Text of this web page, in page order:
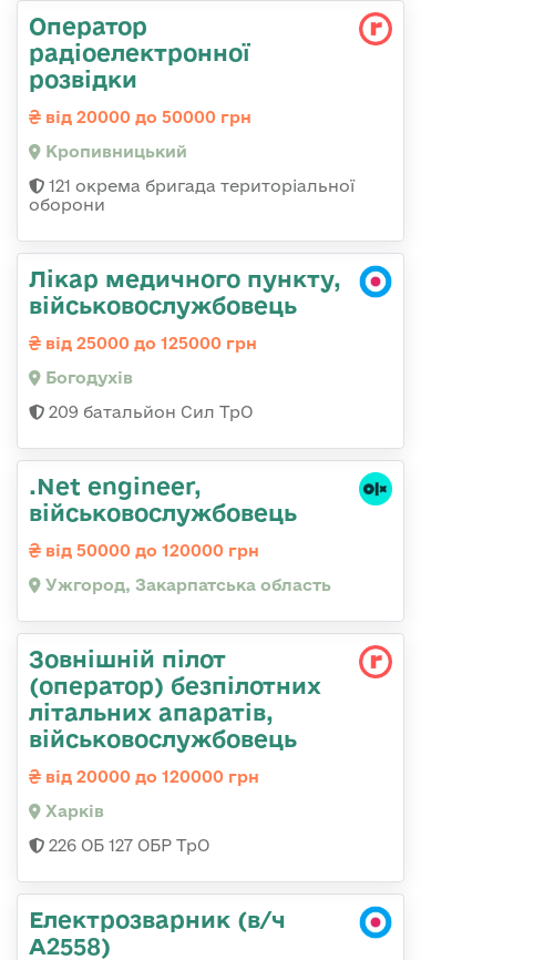
Оператор
радіоелектронної
розвідки
від 20000 до 50000 грн
Кропивницький
121 окрема бригада територіальної
оборони
Лікар медичного пункту,
військовослужбовець
від 25000 до 125000 грн
Богодухів
209 батальйон Сил ТрО
.Net engineer,
військовослужбовець
від 50000 до 120000 грн
Ужгород, Закарпатська область
Зовнішній пілот
(оператор) безпілотних
літальних апаратів,
військовослужбовець
від 20000 до 120000 грн
Харків
226 ОБ 127 ОБР ТрО
Електрозварник (в/ч
А2558)